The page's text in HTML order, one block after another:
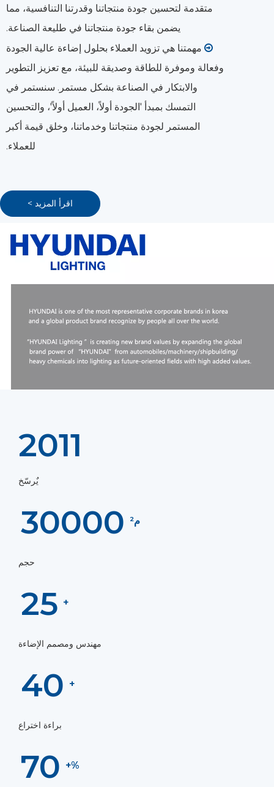
متقدمة لتحسين جودة منتجاتنا وقدرتنا التنافسية، مما
يضمن بقاء جودة منتجاتنا في طليعة الصناعة.
 مهمتنا هي تزويد العملاء بحلول إضاءة عالية الجودة
وفعالة وموفرة للطاقة وصديقة للبيئة، مع تعزيز التطوير
والابتكار في الصناعة بشكل مستمر. سنستمر في
التمسك بمبدأ 'الجودة أولاً، العميل أولاً'، والتحسين
المستمر لجودة منتجاتنا وخدماتنا، وخلق قيمة أكبر
للعملاء.
اقرأ المزيد >
2011
يٌرسّخ
30000 م²
حجم
25 +
مهندس ومصمم الإضاءة
40 +
براءة اختراع
70 %+